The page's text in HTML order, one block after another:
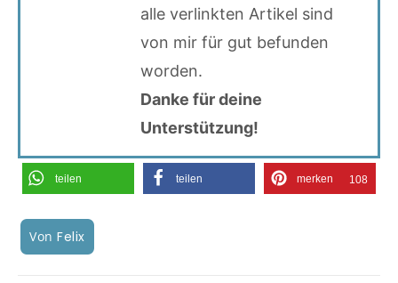
alle verlinkten Artikel sind
von mir für gut befunden
worden.
Danke für deine
Unterstützung!
teilen teilen merken 108
Von Felix